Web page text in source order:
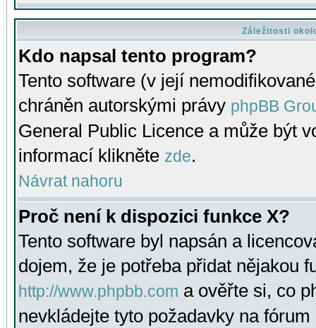
Záležitosti
Kdo napsal tento program?
Tento software (v její
chráněn autorskými právy phpBB
General Public Licence a může být
informací klikněte zde.
Návrat nahoru
Proč není k dispozici funkce X?
Tento software byl napsán a
dojem, že je potřeba přidat nějakou
http://www.phpbb.com a ověřte si, co
nevkládejte tyto požadavky na